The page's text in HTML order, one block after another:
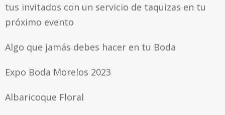
tus invitados con un servicio de taquizas en tu
próximo evento
Algo que jamás debes hacer en tu Boda
Expo Boda Morelos 2023
Albaricoque Floral